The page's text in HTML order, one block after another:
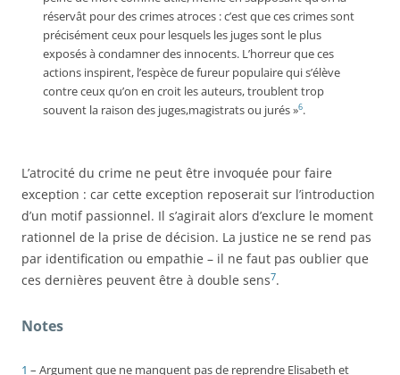
réservât pour des crimes atroces : c’est que ces crimes sont
précisément ceux pour lesquels les juges sont le plus
exposés à condamner des innocents. L’horreur que ces
actions inspirent, l’espèce de fureur populaire qui s’élève
contre ceux qu’on en croit les auteurs, troublent trop
souvent la raison des juges,magistrats ou jurés »6.
L’atrocité du crime ne peut être invoquée pour faire
exception : car cette exception reposerait sur l’introduction
d’un motif passionnel. Il s’agirait alors d’exclure le moment
rationnel de la prise de décision. La justice ne se rend pas
par identification ou empathie – il ne faut pas oublier que
ces dernières peuvent être à double sens7.
Notes
1 – Argument que ne manquent pas de reprendre Elisabeth et